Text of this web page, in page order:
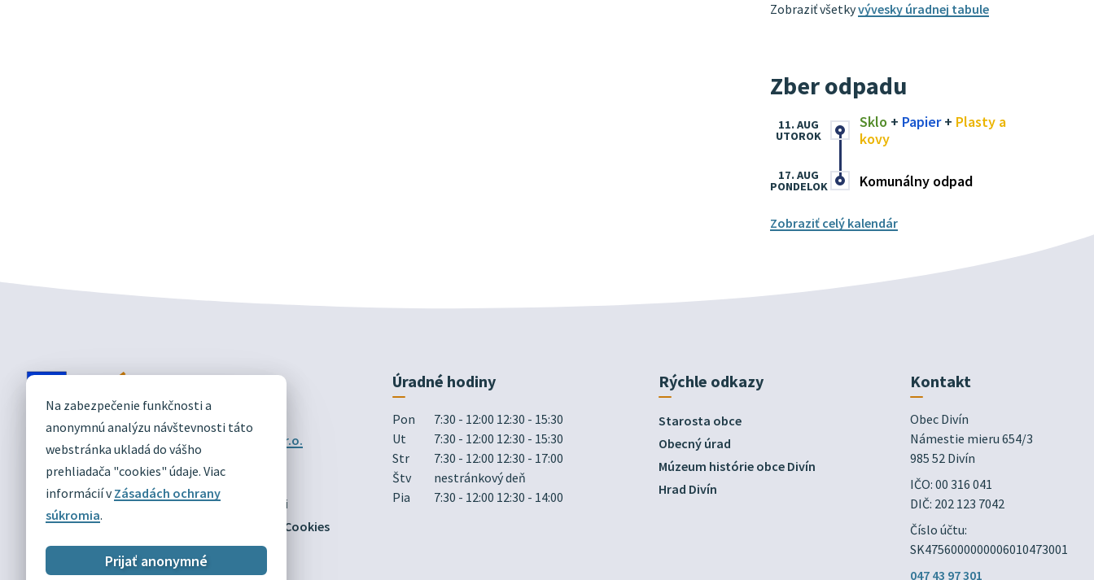
Na zabezpečenie funkčnosti a
anonymnú analýzu návštevnosti táto
webstránka ukladá do vášho
prehliadača "cookies" údaje. Viac
informácií vZásadách ochrany
súkromia.
Prijať anonymné
Zobraziť všetkyvývesky úradnej tabule
Zber odpadu
Sklo + Papier+ Plasty a
kovy
11. AUG
UTOROK
Komunálny odpad
17. AUG
PONDELOK
Zobraziť celý kalendár
DIVÍN
OFICIÁLNE STRÁNKY
Technický prevádzkovateľ:
Alphabet partner s.r.o.
Správca obsahu:Obec Divín
Posledná aktualizácia:03.08.2026
Mapa
Vyhlásenie o prístupnosti
Zásady ochrany osobných údajov
Nastaviť Cookies
Úradné hodiny
Pon
7:30 - 12:00 12:30 - 15:30
Ut
7:30 - 12:00 12:30 - 15:30
Str
7:30 - 12:00 12:30 - 17:00
Štv
nestránkový deň
Pia
7:30 - 12:00 12:30 - 14:00
Rýchle odkazy
Starosta obce
Obecný úrad
Múzeum histórie obce Divín
Hrad Divín
Kontakt
Obec Divín
Námestie mieru 654/3
985 52 Divín
IČO: 00 316 041
DIČ: 202 123 7042
Číslo účtu:
SK4756000000006010473001
047 43 97 301